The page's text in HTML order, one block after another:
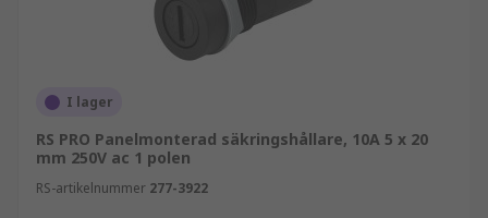
I lager
RS PRO Panelmonterad säkringshållare, 10A 5 x 20
mm 250V ac 1 polen
RS-artikelnummer 277-3922